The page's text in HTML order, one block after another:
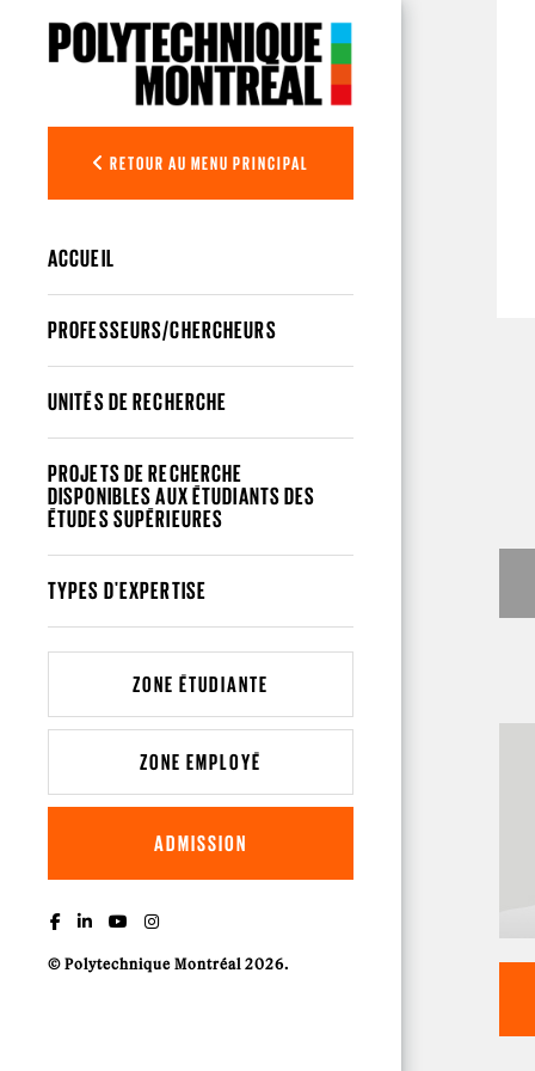
RETOUR AU MENU PRINCIPAL
ACCUEIL
PROFESSEURS/CHERCHEURS
UNITÉS DE RECHERCHE
PROJETS DE RECHERCHE
DISPONIBLES AUX ÉTUDIANTS DES
ÉTUDES SUPÉRIEURES
TYPES D'EXPERTISE
ZONE ÉTUDIANTE
ZONE EMPLOYÉ
ADMISSION
© Polytechnique Montréal 2026.